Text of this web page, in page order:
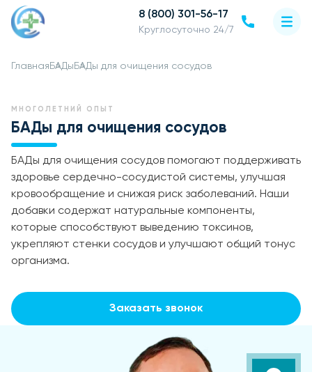
8 (800) 301-56-17
Круглосуточно 24/7
Главная БАДы БАДы для очищения сосудов
МНОГОЛЕТНИЙ ОПЫТ
БАДы для очищения сосудов
БАДы для очищения сосудов помогают поддерживать
здоровье сердечно-сосудистой системы, улучшая
кровообращение и снижая риск заболеваний. Наши
добавки содержат натуральные компоненты,
которые способствуют выведению токсинов,
укрепляют стенки сосудов и улучшают общий тонус
организма.
Заказать звонок